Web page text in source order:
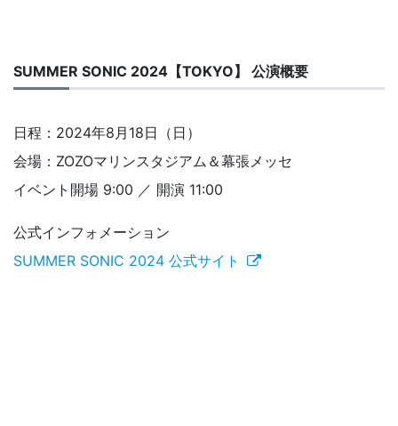
SUMMER SONIC 2024【TOKYO】 公演概要
日程：2024年8月18日（日）
会場：ZOZOマリンスタジアム＆幕張メッセ
イベント開場 9:00 ／ 開演 11:00
公式インフォメーション
SUMMER SONIC 2024 公式サイト